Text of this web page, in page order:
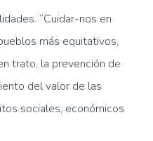
“Cuidar-nos en
más equitativos,
trato, la prevención de
del valor de las
sociales, económicos